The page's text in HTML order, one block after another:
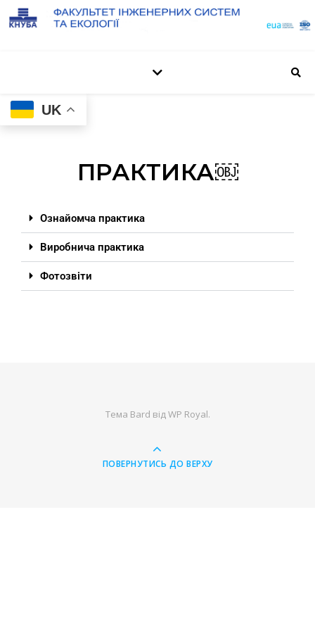
UK
ПРАКТИКА￼
Ознайомча практика
Виробнича практика
Фотозвіти
Тема Bard відWP Royal.
ПОВЕРНУТИСЬ ДО ВЕРХУ